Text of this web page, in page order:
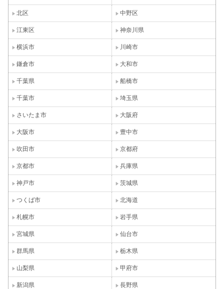
北区 中野区
江東区 神奈川県
横浜市 川崎市
鎌倉市 大和市
千葉県 船橋市
千葉市 埼玉県
さいたま市 大阪府
大阪市 豊中市
吹田市 京都府
京都市 兵庫県
神戸市 茨城県
つくば市 北海道
札幌市 岩手県
宮城県 仙台市
群馬県 栃木県
山梨県 甲府市
新潟県 長野県